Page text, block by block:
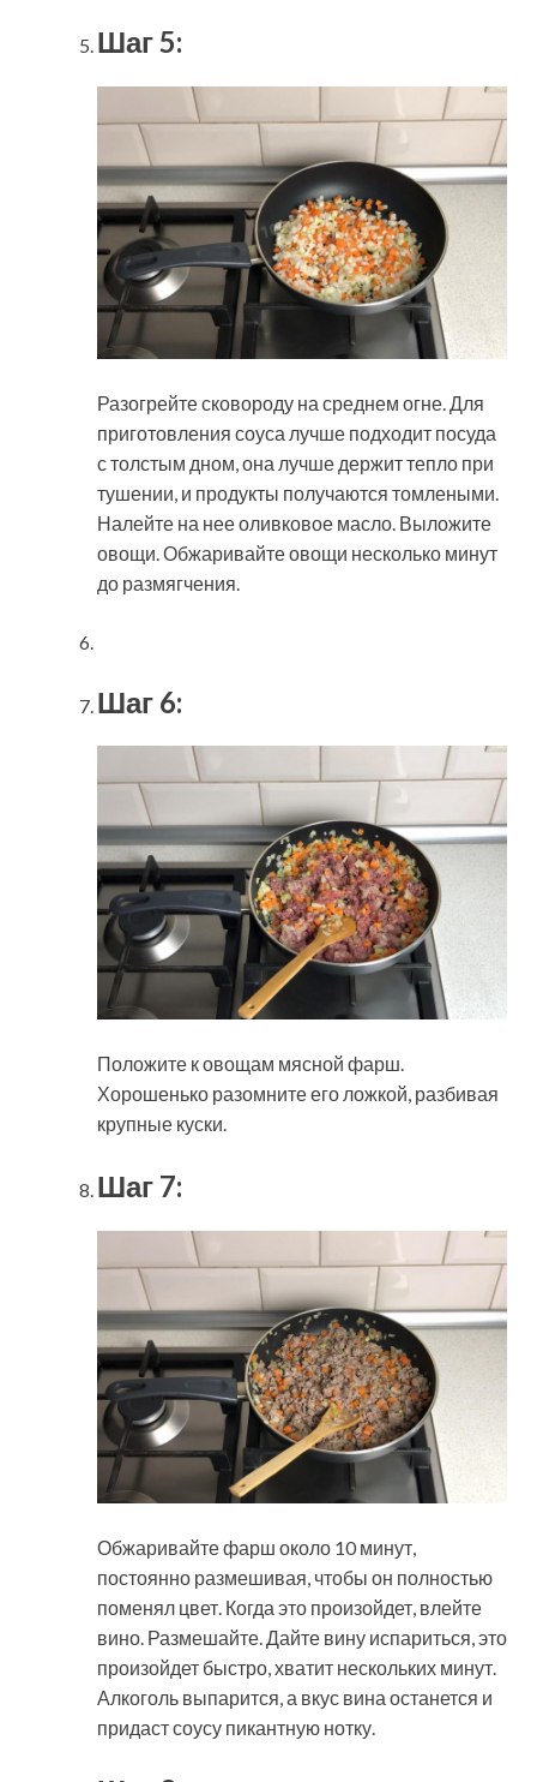
Шаг 5:
Разогрейте сковороду на среднем огне. Для
приготовления соуса лучше подходит посуда
с толстым дном, она лучше держит тепло при
тушении, и продукты получаются томлеными.
Налейте на нее оливковое масло. Выложите
овощи. Обжаривайте овощи несколько минут
до размягчения.
Шаг 6:
Положите к овощам мясной фарш.
Хорошенько разомните его ложкой, разбивая
крупные куски.
Шаг 7:
Обжаривайте фарш около 10 минут,
постоянно размешивая, чтобы он полностью
поменял цвет. Когда это произойдет, влейте
вино. Размешайте. Дайте вину испариться, это
произойдет быстро, хватит нескольких минут.
Алкоголь выпарится, а вкус вина останется и
придаст соусу пикантную нотку.